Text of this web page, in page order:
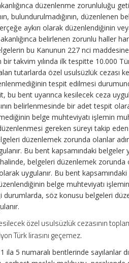
düzenlenme zorunluluğu
bulundurulmadığının, düzenlenen
aykırı olarak düzenlendiğinin
belirlenen zorunlu haller
bu Kanunun 227 nci
bir takvim yılında ilk tespitte 10.000
tutarlarda özel usulsüzlük cezası
tespit edilmesi
bu bent uyarınca kesilecek ceza
belirlenmesinde bir adet tespit
belge muhteviyatı işlemin
gereken süreyi takip
düzenlemek zorunda olanlar
Bu bent kapsamındaki belgeler
belgeleri düzenlemek zorunda
uygulanır. Bu bent
belge muhteviyatı
durumlarda, söz konusu belgeleri
özel usulsüzlük cezasının
Türk lirasını geçemez.
ila 5 numaralı bentlerinde sayılanlar